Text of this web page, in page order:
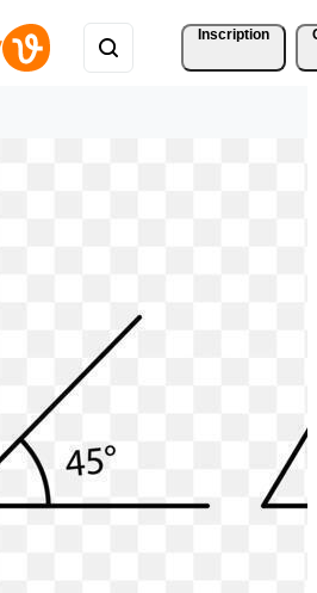
Inscription